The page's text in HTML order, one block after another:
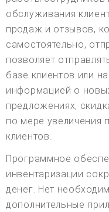
обслуживания
продаж и отзывов,
самостоятельно,
позволяет
базе клиентов или
информацией о
предложениях,
по мере увеличения
клиентов.
Программное
инвентаризации
денег. Нет
дополнительные